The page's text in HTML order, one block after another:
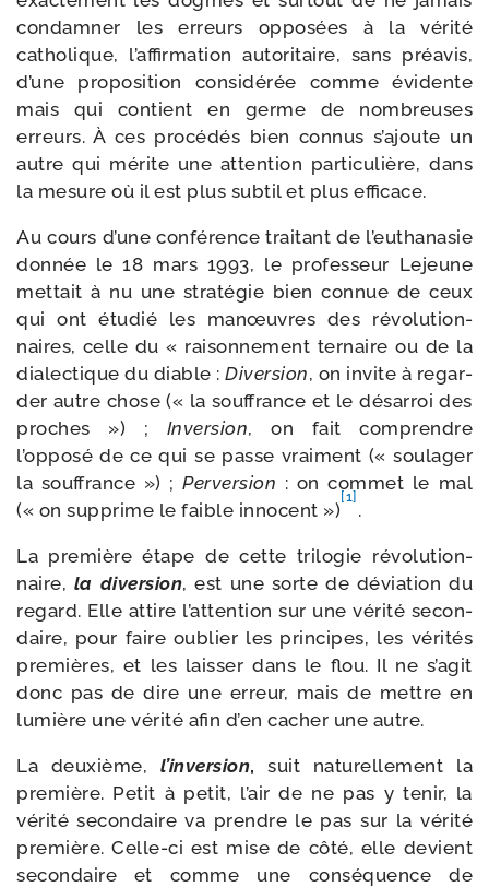
condam­ner les erreurs oppo­sées à la véri­té
catho­lique, l’affirmation auto­ri­taire, sans pré­avis,
d’une pro­po­si­tion consi­dé­rée comme évi­dente
mais qui contient en germe de nom­breuses
erreurs. À ces pro­cé­dés bien connus s’ajoute un
autre qui mérite une atten­tion par­ti­cu­lière, dans
la mesure où il est plus sub­til et plus efficace.
Au cours d’une confé­rence trai­tant de l’euthanasie
don­née le 18 mars 1993, le pro­fes­seur Lejeune
met­tait à nu une stra­té­gie bien connue de ceux
qui ont étu­dié les manœuvres des révo­lu­tion­
naires, celle du « rai­son­ne­ment ter­naire ou de la
dia­lec­tique du diable : Diversion, on invite à regar­
der autre chose (« la souf­france et le désar­roi des
proches ») ; Inversion, on fait com­prendre
l’opposé de ce qui se passe vrai­ment (« sou­la­ger
la souf­france ») ;Perversion : on com­met le mal
(« on sup­prime le faible inno­cent »)
[1]
.
La pre­mière étape de cette tri­lo­gie révo­lu­tion­
naire, la diver­sion, est une sorte de dévia­tion du
regard. Elle attire l’attention sur une véri­té secon­
daire, pour faire oublier les prin­cipes, les véri­tés
pre­mières, et les lais­ser dans le flou. Il ne s’agit
donc pas de dire une erreur, mais de mettre en
lumière une véri­té afin d’en cacher une autre.
La deuxième, l’inversion, suit natu­rel­le­ment la
pre­mière. Petit à petit, l’air de ne pas y tenir, la
véri­té secon­daire va prendre le pas sur la véri­té
pre­mière. Celle-​ci est mise de côté, elle devient
secon­daire et comme une consé­quence de